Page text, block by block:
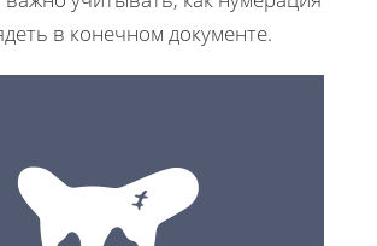
в конечном документе.